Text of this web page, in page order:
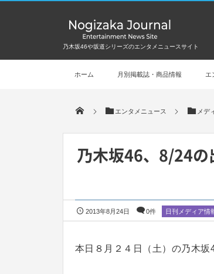
乃木坂46や坂道シリーズのエンタメニュースサイト
ホーム 月別掲載誌・商品情報 エ
エンタメニュース メデ
乃木坂46、8/24の
2013年8月24日 0件 日刊メディア情
本日８月２４日（土）の乃木坂